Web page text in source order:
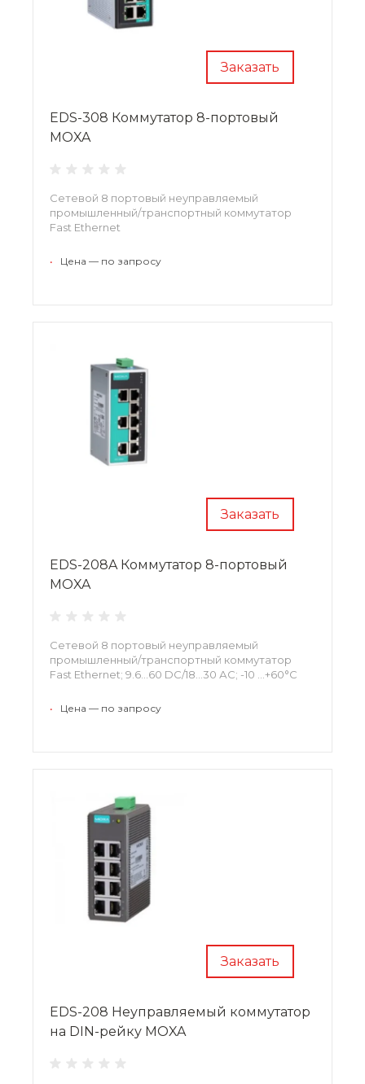
Заказать
EDS-308 Коммутатор 8-портовый
MOXA
Сетевой 8 портовый неуправляемый
промышленный/транспортный коммутатор
Fast Ethernet
• Цена — по запросу
Заказать
EDS-208A Коммутатор 8-портовый
MOXA
Сетевой 8 портовый неуправляемый
промышленный/транспортный коммутатор
Fast Ethernet; 9.6...60 DC/18...30 АС; -10 ...+60°С
• Цена — по запросу
Заказать
EDS-208 Неуправляемый коммутатор
на DIN-рейку MOXA